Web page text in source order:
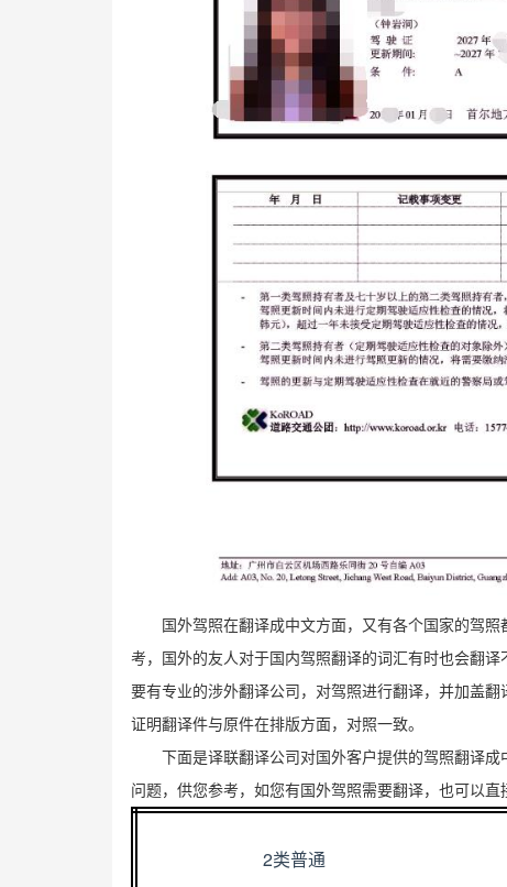
国外驾照在翻译成中文方面，又有各个国家的驾
考，国外的友人对于国内驾照翻译的词汇有时也会翻
要有专业的涉外翻译公司，对驾照进行翻译，并加盖
证明翻译件与原件在排版方面，对照一致。
下面是译联翻译公司对国外客户提供的驾照翻译
问题，供您参考，如您有国外驾照需要翻译，也可以
2类普通